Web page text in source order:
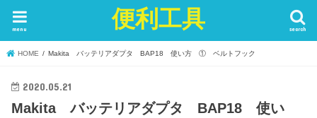
便利工具 search
menu
HOME Makita バッテリアダプタ BAP18 使い方 ① ベルトフック
2020.05.21
Makita バッテリアダプタ BAP18 使い